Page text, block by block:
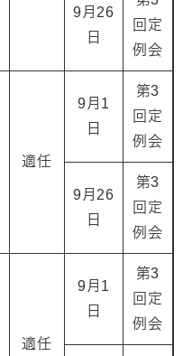
9月26
日
回定
例会
適任
9月1
日
第3
回定
例会
9月26
日
第3
回定
例会
適任
9月1
日
第3
回定
例会